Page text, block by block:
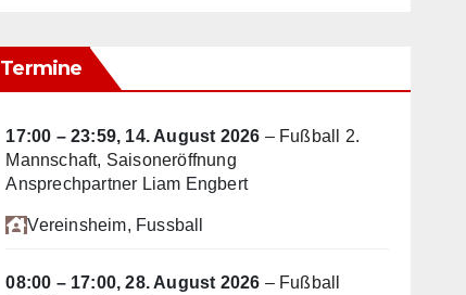
Termine
17:00 – 23:59, 14. August 2026 – Fußball 2.
Mannschaft, Saisoneröffnung
Ansprechpartner Liam Engbert
Vereinsheim, Fussball
08:00 – 17:00,28. August 2026 – Fußball